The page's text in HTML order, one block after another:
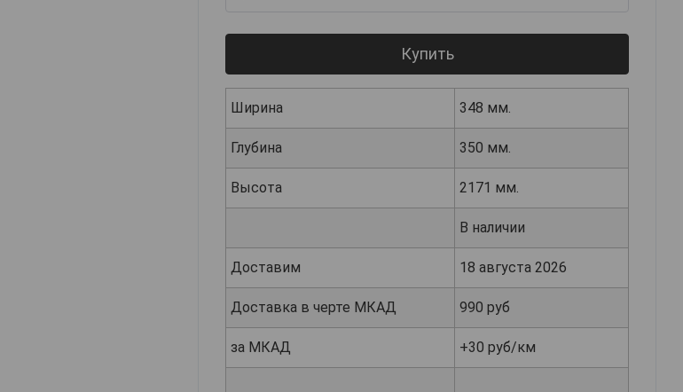
Купить
Ширина 348 мм.
Глубина 350 мм.
Высота 2171 мм.
В наличии
Доставим 18 августа 2026
Доставка в черте МКАД 990 руб
за МКАД +30 руб/км